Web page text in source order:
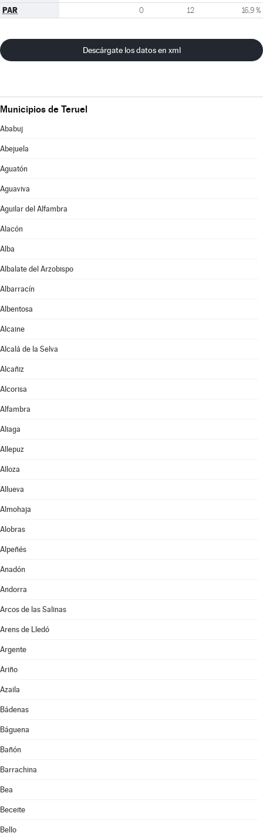
PAR 0 12 16,9 %
Descárgate los datos en xml
Municipios de Teruel
Ababuj
Abejuela
Aguatón
Aguaviva
Aguilar del Alfambra
Alacón
Alba
Albalate del Arzobispo
Albarracín
Albentosa
Alcaine
Alcalá de la Selva
Alcañiz
Alcorisa
Alfambra
Aliaga
Allepuz
Alloza
Allueva
Almohaja
Alobras
Alpeñés
Anadón
Andorra
Arcos de las Salinas
Arens de Lledó
Argente
Ariño
Azaila
Bádenas
Báguena
Bañón
Barrachina
Bea
Beceite
Bello